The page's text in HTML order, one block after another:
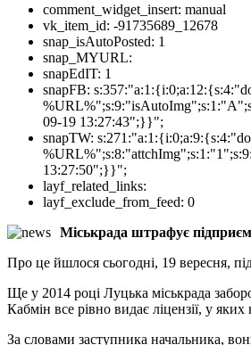
comment_widget_insert: manual
vk_item_id: -91735689_12678
snap_isAutoPosted: 1
snap_MYURL:
snapEdIT: 1
snapFB:
09-19 13:27:43";}}";
snapTW:
13:27:50";}}";
layf_related_links:
layf_exclude_from_feed: 0
Міськрада штрафує
Про це йшлося сьогодні, 19 вересня, під
Ще у 2014 році Луцька міськрада
Кабмін все рівно видає ліцензії, у
За словами заступника начальника,